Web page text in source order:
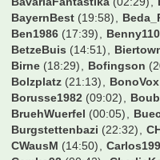
BavariaFantastika (02:29)
BayernBest (19:58)
Ben1986 (17:39)
BetzeBuis (14:51)
Birne (18:29) Bofingson
Bolzplatz (21:13) BonoVox
Borusse1982 (09:02)
BruehWuerfel (00:05)
Burgstettenbazi (22:32)
CWausM (14:50)